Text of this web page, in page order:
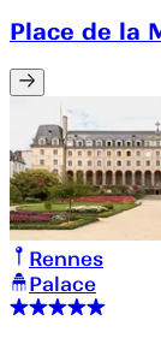
Place de la
Rennes
Palace